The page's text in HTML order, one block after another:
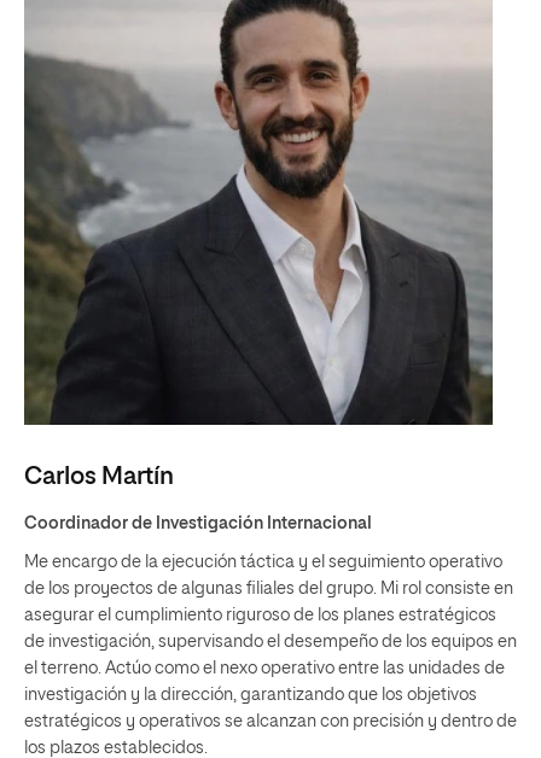
Carlos Martín
Coordinador de Investigación Internacional
Me encargo de la ejecución táctica y el seguimiento operativo
de los proyectos de algunas filiales del grupo. Mi rol consiste en
asegurar el cumplimiento riguroso de los planes estratégicos
de investigación, supervisando el desempeño de los equipos en
el terreno. Actúo como el nexo operativo entre las unidades de
investigación y la dirección, garantizando que los objetivos
estratégicos y operativos se alcanzan con precisión y dentro de
los plazos establecidos.